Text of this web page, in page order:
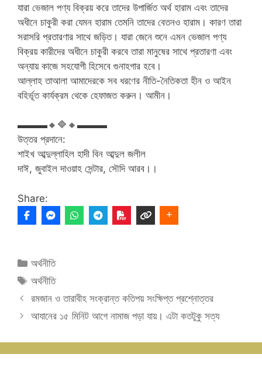
যারা ভেজাল পণ্য বিক্রয় করে তাদের উপার্জিত অর্থ হারাম এবং তাদের
অধীনে চাকুরী করা যেমন হারাম তেমনি তাদের বেতনও হারাম। কারণ তারা
সরাসরি প্রতারণার সাথে জড়িত। যারা জেনে শুনে এমন ভেজাল পণ্য
বিক্রয় কারীদের অধীনে চাকুরী করবে তারা মানুষের সাথে প্রতারণা এবং
অন্যায় কাজে সহযোগী হিসেবে গুনাহগার হবে।
আল্লাহ তাআলা আমাদেরকে সব ধরণের নীতি-নৈতিকতা হীন ও আইন
বহির্ভূত কার্যক্রম থেকে হেফাজত করুন। আমীন।
▬▬▬🔸 🔷 🔸 ▬▬▬
উত্তর প্রদানে:
শাইখ আব্দুল্লাহিল হাদী বিন আব্দুল জলীল
দাঈ, জুবাইল দাওয়াহ সেন্টার, সৌদি আরব।।
Share:
Categories
অর্থনীতি
Tags
অর্থনীতি
রমজান ও তারাবীহ সংক্রান্ত কতিপয় সংক্ষিপ্ত প্রশ্নোত্তর
আযানের ১৫ মিনিট আগে নামাজ পড়া যায়। এটা কতটুকু সত্য